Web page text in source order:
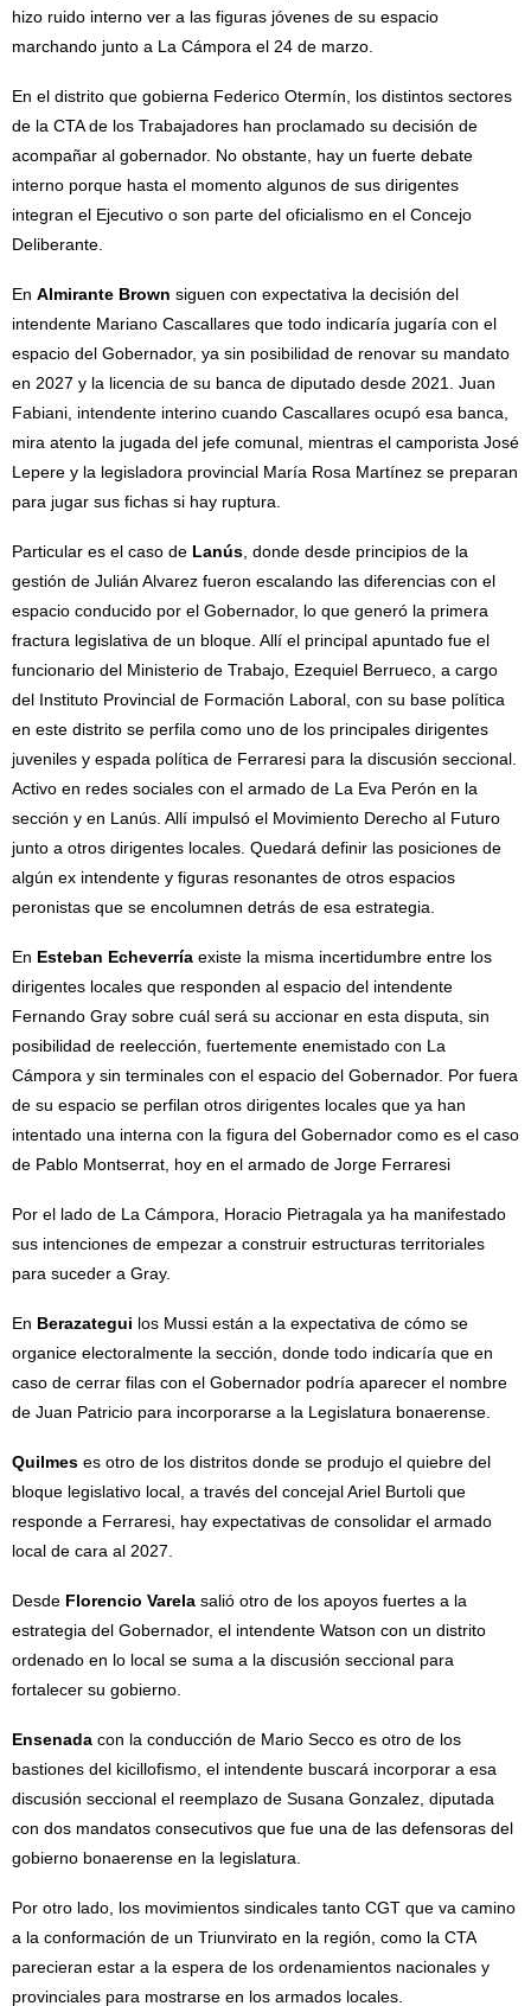
hizo ruido interno ver a las figuras jóvenes de su espacio
marchando junto a La Cámpora el 24 de marzo.
En el distrito que gobierna Federico Otermín, los distintos sectores
de la CTA de los Trabajadores han proclamado su decisión de
acompañar al gobernador. No obstante, hay un fuerte debate
interno porque hasta el momento algunos de sus dirigentes
integran el Ejecutivo o son parte del oficialismo en el Concejo
Deliberante.
En Almirante Brown siguen con expectativa la decisión del
intendente Mariano Cascallares que todo indicaría jugaría con el
espacio del Gobernador, ya sin posibilidad de renovar su mandato
en 2027 y la licencia de su banca de diputado desde 2021. Juan
Fabiani, intendente interino cuando Cascallares ocupó esa banca,
mira atento la jugada del jefe comunal, mientras el camporista José
Lepere y la legisladora provincial María Rosa Martínez se preparan
para jugar sus fichas si hay ruptura.
Particular es el caso de Lanús, donde desde principios de la
gestión de Julián Alvarez fueron escalando las diferencias con el
espacio conducido por el Gobernador, lo que generó la primera
fractura legislativa de un bloque. Allí el principal apuntado fue el
funcionario del Ministerio de Trabajo, Ezequiel Berrueco, a cargo
del Instituto Provincial de Formación Laboral, con su base política
en este distrito se perfila como uno de los principales dirigentes
juveniles y espada política de Ferraresi para la discusión seccional.
Activo en redes sociales con el armado de La Eva Perón en la
sección y en Lanús. Allí impulsó el Movimiento Derecho al Futuro
junto a otros dirigentes locales. Quedará definir las posiciones de
algún ex intendente y figuras resonantes de otros espacios
peronistas que se encolumnen detrás de esa estrategia.
En Esteban Echeverría existe la misma incertidumbre entre los
dirigentes locales que responden al espacio del intendente
Fernando Gray sobre cuál será su accionar en esta disputa, sin
posibilidad de reelección, fuertemente enemistado con La
Cámpora y sin terminales con el espacio del Gobernador. Por fuera
de su espacio se perfilan otros dirigentes locales que ya han
intentado una interna con la figura del Gobernador como es el caso
de Pablo Montserrat, hoy en el armado de Jorge Ferraresi
Por el lado de La Cámpora, Horacio Pietragala ya ha manifestado
sus intenciones de empezar a construir estructuras territoriales
para suceder a Gray.
En Berazategui los Mussi están a la expectativa de cómo se
organice electoralmente la sección, donde todo indicaría que en
caso de cerrar filas con el Gobernador podría aparecer el nombre
de Juan Patricio para incorporarse a la Legislatura bonaerense.
Quilmes es otro de los distritos donde se produjo el quiebre del
bloque legislativo local, a través del concejal Ariel Burtoli que
responde a Ferraresi, hay expectativas de consolidar el armado
local de cara al 2027.
Desde Florencio Varela salió otro de los apoyos fuertes a la
estrategia del Gobernador, el intendente Watson con un distrito
ordenado en lo local se suma a la discusión seccional para
fortalecer su gobierno.
Ensenada con la conducción de Mario Secco es otro de los
bastiones del kicillofismo, el intendente buscará incorporar a esa
discusión seccional el reemplazo de Susana Gonzalez, diputada
con dos mandatos consecutivos que fue una de las defensoras del
gobierno bonaerense en la legislatura.
Por otro lado, los movimientos sindicales tanto CGT que va camino
a la conformación de un Triunvirato en la región, como la CTA
parecieran estar a la espera de los ordenamientos nacionales y
provinciales para mostrarse en los armados locales.